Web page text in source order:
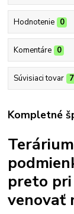
Hodnotenie 0
Komentáre 0
Súvisiaci tovar 7
Kompletné
preto
venovať